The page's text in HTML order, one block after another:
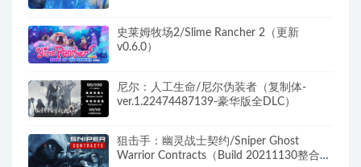
史莱姆牧场2/Slime Rancher 2（更新
v0.6.0）
尼尔：人工生命/尼尔伪装者（复制体-
ver.1.22474487139-豪华版全DLC）
狙击手：幽灵战士契约/Sniper Ghost
Warrior Contracts（Build 20211130整合